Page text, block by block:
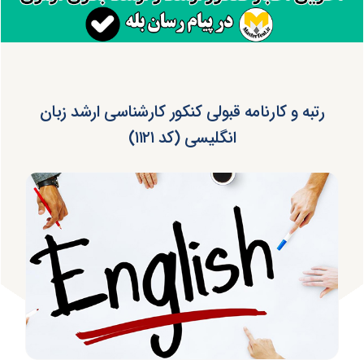
رتبه و کارنامه قبولی کنکور کارشناسی ارشد زبان
انگلیسی (کد ۱۱۲۱)